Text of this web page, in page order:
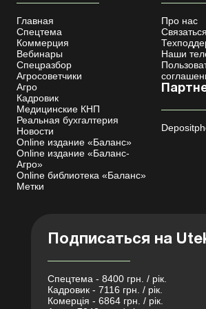
Главная
Спецтема
Коммерция
Вебинары
Спецразбор
Агросоветчики
Агро
Кадровик
Медицинские КНП
Реальная бухгалтерия
Новости
Online издание «Баланс»
Online издание «Баланс-
Агро»
Online библиотека «Баланс»
Метки
Про нас
Наши
Подписаться на
Спецтема - 8400 грн. / рік.
Кадровик - 7116 грн. / рік.
Комерція - 6864 грн. / рік.